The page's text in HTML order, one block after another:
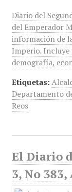
Diario del
del Emperador
información de
Imperio. Incluye
demografía,
Etiquetas:
Departamento
Reos
El Diario
3, No